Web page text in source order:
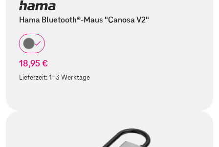
Hama Bluetooth®-Maus "Canosa V2"
18,95 €
Lieferzeit:1-3 Werktage